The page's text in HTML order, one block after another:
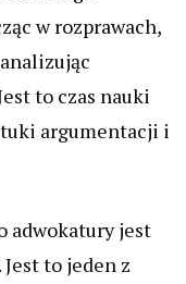
w rozprawach,
to czas nauki
argumentacji i
adwokatury jest
to jeden z